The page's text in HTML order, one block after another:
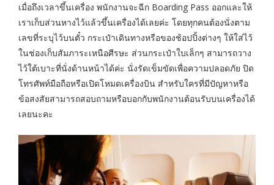
เมื่อถึงเวลาขึ้นเครื่อง พนักงานจะฉีก Boarding Pass ออกและให้
เราเก็บส่วนหางไว้แล้วขึ้นเครื่องได้เลยค่ะ โดยทุกคนต้องนั่งตาม
เลขที่ระบุไว้บนตั๋ว กระเป๋าเดินทางหรือของช้อปปิ้งต่างๆ ให้ใส่ไว้
ในช่องเก็บสัมภาระเหนือศีรษะ ส่วนกระเป๋าใบเล็กๆ สามารถวาง
ไว้ใต้เบาะที่นั่งด้านหน้าได้ค่ะ นั่งรัดเข็มขัดเพื่อความปลอดภัย ปิด
โทรศัพท์มือถือหรือเปิดโหมดเครื่องบิน สำหรับใครที่มีปัญหาหรือ
ข้อสงสัยสามารถสอบถามหรือบอกกับพนักงานต้อนรับบนเครื่องได้
เลยนะคะ